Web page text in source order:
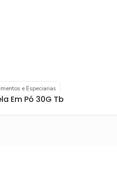
e Especiarias
Em Pó 30G Tb